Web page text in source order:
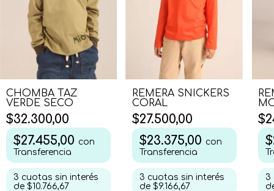
CHOMBA TAZ
VERDE SECO
$32.300,00
$27.455,00 con
Transferencia
3 cuotas sin interés
de $10.766,67
REMERA SNICKERS
CORAL
$27.500,00
$23.375,00 con
Transferencia
3 cuotas sin interés
de $9.166,67
3